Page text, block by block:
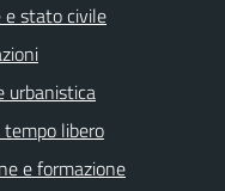
e stato civile
urbanistica
libero
e formazione